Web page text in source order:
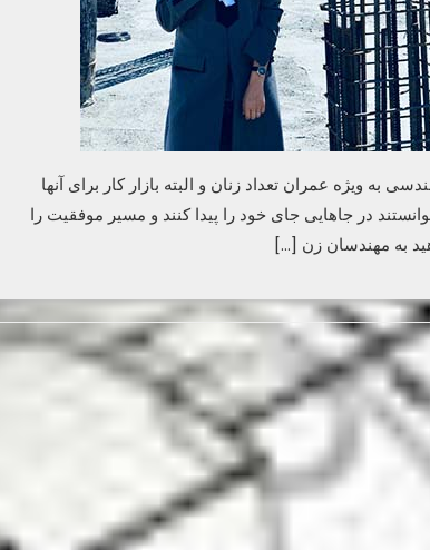
به ویژه عمران تعداد زنان و البته بازار کار برای آنها
در جاهایی جای خود را پیدا کنند و مسیر موفقیت را
به مهندسان زن […]